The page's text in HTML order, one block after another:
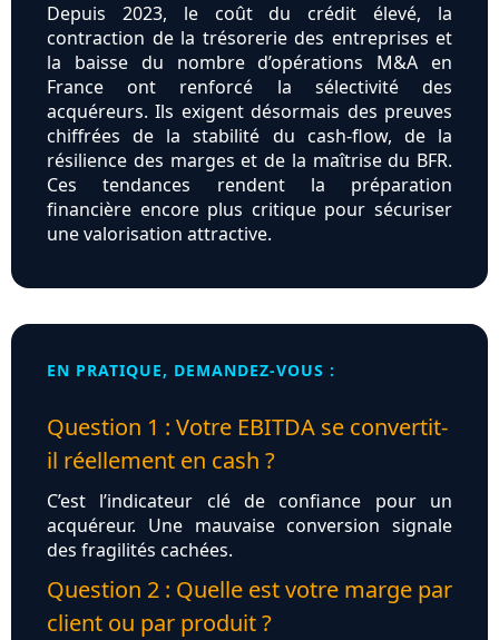
Depuis 2023, le coût du crédit élevé, la
contraction de la trésorerie des entreprises et
la baisse du nombre d’opérations M&A en
France ont renforcé la sélectivité des
acquéreurs. Ils exigent désormais des preuves
chiffrées de la stabilité du cash‑flow, de la
résilience des marges et de la maîtrise du BFR.
Ces tendances rendent la préparation
financière encore plus critique pour sécuriser
une valorisation attractive.
EN PRATIQUE, DEMANDEZ-VOUS :
Question 1 : Votre EBITDA se convertit-
il réellement en cash ?
C’est l’indicateur clé de confiance pour un
acquéreur. Une mauvaise conversion signale
des fragilités cachées.
Question 2 : Quelle est votre marge par
client ou par produit ?